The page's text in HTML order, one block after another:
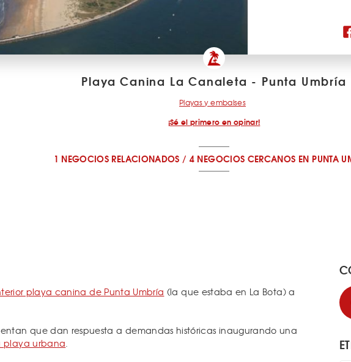
Playa Canina La Canaleta - Punta Umbría
Playas y embalses
¡Sé el primero en opinar!
1 NEGOCIOS RELACIONADOS / 4 NEGOCIOS CERCANOS EN PUNTA
playa canina de Punta Umbría (la que estaba en La Bota) a
que dan respuesta a demandas históricas inaugurando una
playa urbana.